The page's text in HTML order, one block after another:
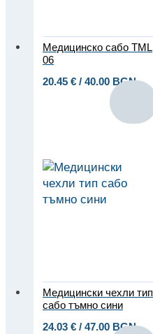
Медицинско сабо TML
06
20.45 € / 40.00 BGN
Медицински чехли тип
сабо тъмно сини
24.03 € / 47.00 BGN